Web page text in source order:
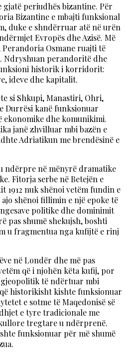
periudhës bizantine. Për
Bizantine e mbajti funksional
duke e shndërruar atë në urën
Evropës dhe Azisë. Më
Perandoria Osmane ruajti të
Ndryshuan perandoritë dhe
historik i korridorit:
ideve dhe kapitalit.
si Shkupi, Manastiri, Ohri,
Durrësi kanë funksionuar
ekonomike dhe komunikimi.
janë zhvilluar mbi bazën e
Adriatikun me brendësinë e
ndërpre në mënyrë dramatike
Fitorja serbe në Betejën e
1912 nuk shënoi vetëm fundin e
shënoi fillimin e një epoke të
politike dhe dominimit
pas shumë shekujsh, boshti
u fragmentua nga kufijtë e rinj
në Londër dhe më pas
që i njohën këta kufij, por
të ndërtuar mbi
historikisht kishte funksionuar
e sotme të Maqedonisë së
e tyre tradicionale me
tregtare u ndërprenë.
funksionuar për më shumë